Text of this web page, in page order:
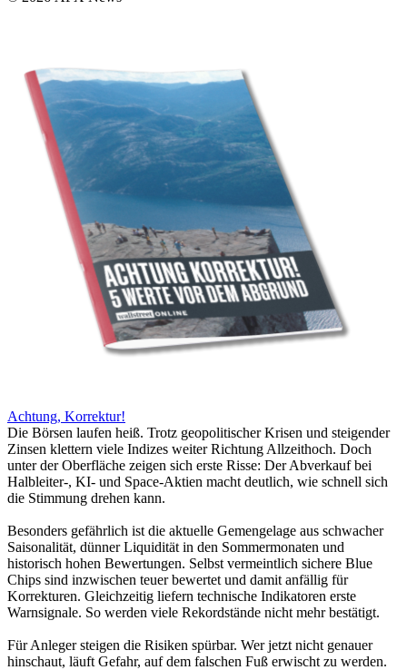
Achtung, Korrektur!
Die Börsen laufen heiß. Trotz geopolitischer Krisen und steigender
Zinsen klettern viele Indizes weiter Richtung Allzeithoch. Doch
unter der Oberfläche zeigen sich erste Risse: Der Abverkauf bei
Halbleiter-, KI- und Space-Aktien macht deutlich, wie schnell sich
die Stimmung drehen kann.
Besonders gefährlich ist die aktuelle Gemengelage aus schwacher
Saisonalität, dünner Liquidität in den Sommermonaten und
historisch hohen Bewertungen. Selbst vermeintlich sichere Blue
Chips sind inzwischen teuer bewertet und damit anfällig für
Korrekturen. Gleichzeitig liefern technische Indikatoren erste
Warnsignale. So werden viele Rekordstände nicht mehr bestätigt.
Für Anleger steigen die Risiken spürbar. Wer jetzt nicht genauer
hinschaut, läuft Gefahr, auf dem falschen Fuß erwischt zu werden.